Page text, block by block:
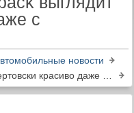
с
новости